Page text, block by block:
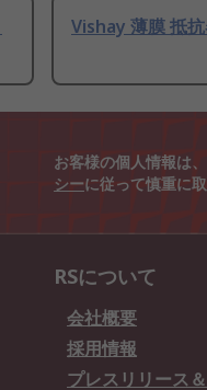
Vishay 薄膜 抵
お客様の個人情報は
シーに従って慎重に
RSについて
会社概要
採用情報
プレスリリース